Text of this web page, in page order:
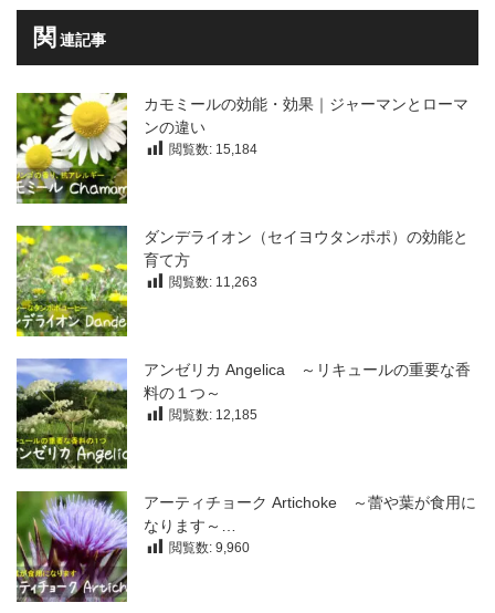
関 連記事
カモミールの効能・効果｜ジャーマンとローマ
ンの違い
閲覧数: 15,184
ダンデライオン（セイヨウタンポポ）の効能と
育て方
閲覧数: 11,263
アンゼリカ Angelica ～リキュールの重要な香
料の１つ～
閲覧数: 12,185
アーティチョーク Artichoke ～蕾や葉が食用に
なります～…
閲覧数: 9,960